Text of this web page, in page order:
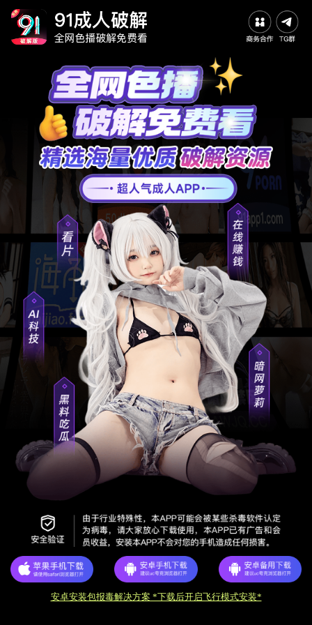
安卓安装包报毒解决方案 *下载后开启飞行模式安装*